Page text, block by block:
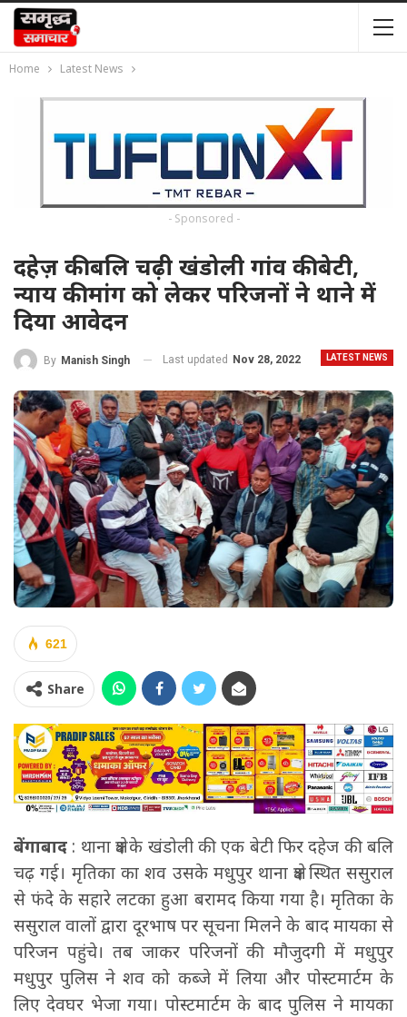
Home Latest News
- Sponsored -
दहेज़ की बलि चढ़ी खंडोली गांव की बेटी,
न्याय की मांग को लेकर परिजनों ने थाने में
दिया आवेदन
LATEST NEWS
By Manish Singh Last updated Nov 28, 2022
621
Share
बेंगाबाद : थाना क्षेत्र के खंडोली की एक बेटी फिर दहेज की बलि
चढ़ गई। मृतिका का शव उसके मधुपुर थाना क्षेत्र स्थित ससुराल
से फंदे के सहारे लटका हुआ बरामद किया गया है। मृतिका के
ससुराल वालों द्वारा दूरभाष पर सूचना मिलने के बाद मायका से
परिजन पहुंचे। तब जाकर परिजनों की मौजुदगी में मधुपुर
मधुपुर पुलिस ने शव को कब्जे में लिया और पोस्टमार्टम के
लिए देवघर भेजा गया। पोस्टमार्टम के बाद पुलिस ने मायका